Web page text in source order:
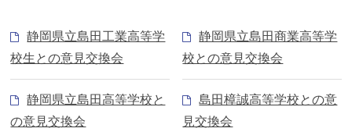
静岡県立島田工業高等学
校生との意見交換会
静岡県立島田商業高等学
校との意見交換会
静岡県立島田高等学校と
の意見交換会
島田樟誠高等学校との意
見交換会